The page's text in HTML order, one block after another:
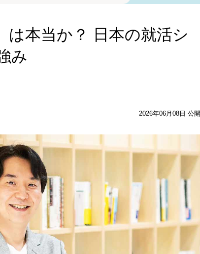
は本当か？ 日本の就活シ
み
2026年06月08日 公開